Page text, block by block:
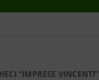
“IMPRESE VINCENTI”